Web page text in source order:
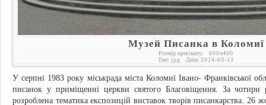
Музей Писанка в Коломиї
Розмір оригіналу: 600x400
Тип: jpg Дата: 2024-03-13
У серпні 1983 року міськрада міста Коломиї Івано- Франківської
писанок у приміщенні церкви святого Благовіщення. За чотири
розроблена тематика експозицій виставок творів писанкарства. 26